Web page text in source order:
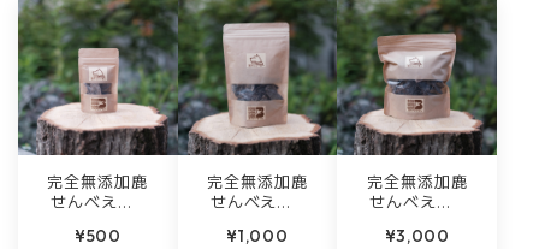
完全無添加鹿
せんべえ【1
¥500
完全無添加鹿
せんべえ【6
¥1,000
完全無添加鹿
せんべえ【2
¥3,000